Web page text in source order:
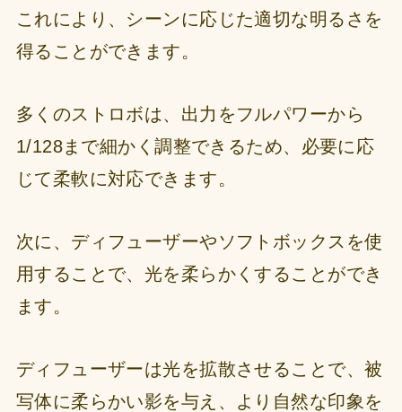
これにより、シーンに応じた適切な明るさを
得ることができます。
多くのストロボは、出力をフルパワーから
1/128まで細かく調整できるため、必要に応
じて柔軟に対応できます。
次に、ディフューザーやソフトボックスを使
用することで、光を柔らかくすることができ
ます。
ディフューザーは光を拡散させることで、被
写体に柔らかい影を与え、より自然な印象を